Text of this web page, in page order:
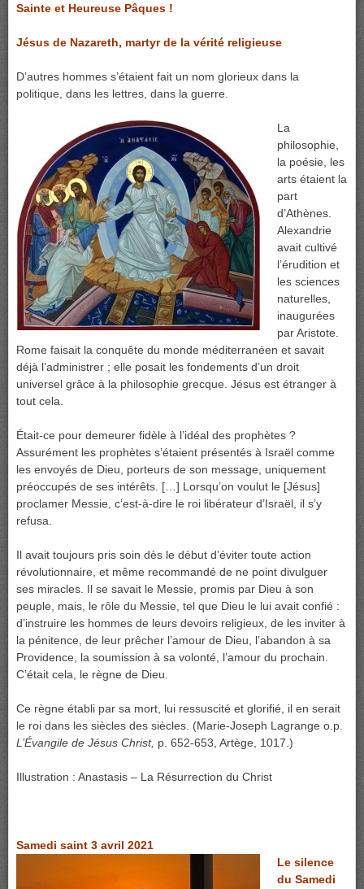
Sainte et Heureuse Pâques !
Jésus de Nazareth, martyr de la vérité religieuse
D’autres hommes s’étaient fait un nom glorieux dans la
politique, dans les lettres, dans la guerre.
La
philosophie,
la poésie, les
arts étaient la
part
d’Athènes.
Alexandrie
avait cultivé
l’érudition et
les sciences
naturelles,
inaugurées
par Aristote.
Rome faisait la conquête du monde méditerranéen et savait
déjà l’administrer ; elle posait les fondements d’un droit
universel grâce à la philosophie grecque. Jésus est étranger à
tout cela.
Était-ce pour demeurer fidèle à l’idéal des prophètes ?
Assurément les prophètes s’étaient présentés à Israël comme
les envoyés de Dieu, porteurs de son message, uniquement
préoccupés de ses intérêts. […] Lorsqu’on voulut le [Jésus]
proclamer Messie, c’est-à-dire le roi libérateur d’Israël, il s’y
refusa.
Il avait toujours pris soin dès le début d’éviter toute action
révolutionnaire, et même recommandé de ne point divulguer
ses miracles. Il se savait le Messie, promis par Dieu à son
peuple, mais, le rôle du Messie, tel que Dieu le lui avait confié :
d’instruire les hommes de leurs devoirs religieux, de les inviter à
la pénitence, de leur prêcher l’amour de Dieu, l’abandon à sa
Providence, la soumission à sa volonté, l’amour du prochain.
C’était cela, le règne de Dieu.
Ce règne établi par sa mort, lui ressuscité et glorifié, il en serait
le roi dans les siècles des siècles. (Marie-Joseph Lagrange o.p.
L’Évangile de Jésus Christ, p. 652-653, Artège, 1017.)
Illustration : Anastasis – La Résurrection du Christ
Samedi saint 3 avril 2021
Le silence
du Samedi